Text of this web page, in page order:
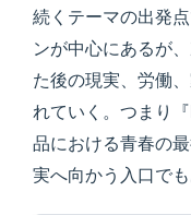
続くテーマの出発
ンが中心にあるが
た後の現実、労働
れていく。つまり
品における青春の
実へ向かう入口でも